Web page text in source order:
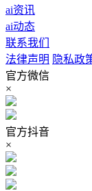
ai资讯
ai动态
联系我们
法律声明 隐私政
官方微信
×
官方抖音
×